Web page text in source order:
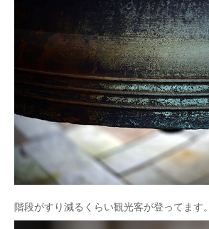
階段がすり減るくらい観光客が登ってます。